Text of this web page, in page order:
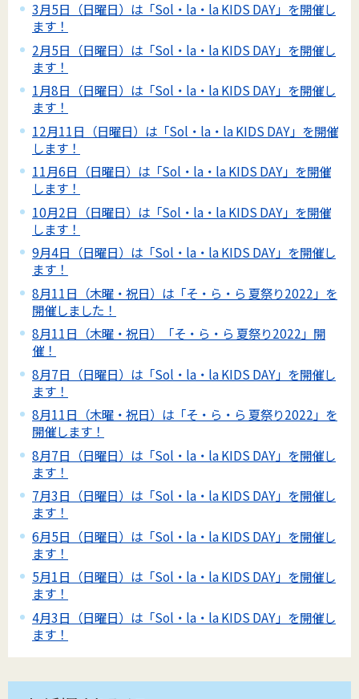
3月5日（日曜日）は「Sol・la・la KIDS DAY」を開催し
ます！
2月5日（日曜日）は「Sol・la・la KIDS DAY」を開催し
ます！
1月8日（日曜日）は「Sol・la・la KIDS DAY」を開催し
ます！
12月11日（日曜日）は「Sol・la・la KIDS DAY」を開催
します！
11月6日（日曜日）は「Sol・la・la KIDS DAY」を開催
します！
10月2日（日曜日）は「Sol・la・la KIDS DAY」を開催
します！
9月4日（日曜日）は「Sol・la・la KIDS DAY」を開催し
ます！
8月11日（木曜・祝日）は「そ・ら・ら 夏祭り2022」を
開催しました！
8月11日（木曜・祝日）「そ・ら・ら 夏祭り2022」開
催！
8月7日（日曜日）は「Sol・la・la KIDS DAY」を開催し
ます！
8月11日（木曜・祝日）は「そ・ら・ら 夏祭り2022」を
開催します！
8月7日（日曜日）は「Sol・la・la KIDS DAY」を開催し
ます！
7月3日（日曜日）は「Sol・la・la KIDS DAY」を開催し
ます！
6月5日（日曜日）は「Sol・la・la KIDS DAY」を開催し
ます！
5月1日（日曜日）は「Sol・la・la KIDS DAY」を開催し
ます！
4月3日（日曜日）は「Sol・la・la KIDS DAY」を開催し
ます！